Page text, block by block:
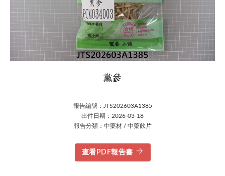
黨參
報告編號：JTS202603A1385
出件日期：2026-03-18
報告分類：中藥材 / 中藥飲片
查看PDF報告書